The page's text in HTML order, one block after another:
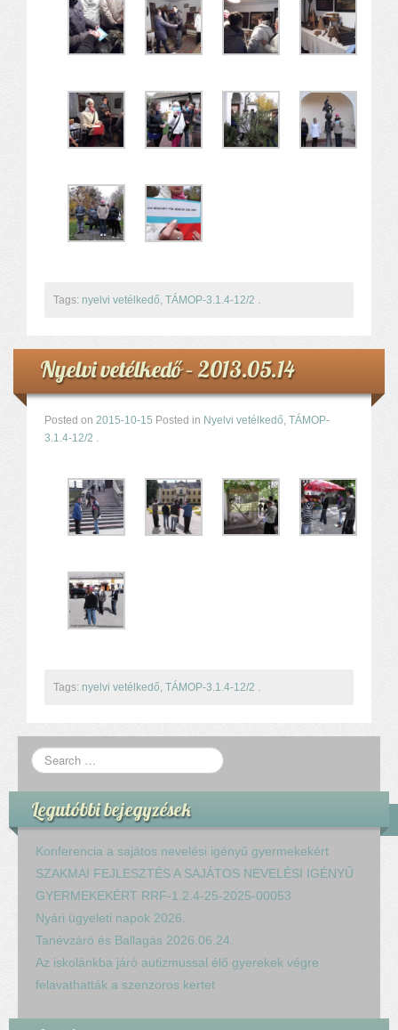
Komplex közlekedés Baleset megelőzés
Komplex közlekedés Egészségfejlesztés
Nyelvi vetélkedő
TÁMOP-3.1.6-11/2
TÁMOP-3.3.15.
TIOP-1.1.1-12/1
RRF-1.2.4-25-2025-00053
Ökoiskola
Elérhetőségek
Tags: nyelvi vetélkedő, TÁMOP-3.1.4-12/2 .
Nyelvi vetélkedő – 2013.05.14
Posted on 2015-10-15 Posted in Nyelvi vetélkedő, TÁMOP-
3.1.4-12/2 .
Tags: nyelvi vetélkedő, TÁMOP-3.1.4-12/2 .
Legutóbbi bejegyzések
Konferencia a sajátos nevelési igényű gyermekekért
SZAKMAI FEJLESZTÉS A SAJÁTOS NEVELÉSI IGÉNYŰ
GYERMEKEKÉRT RRF-1.2.4-25-2025-00053
Nyári ügyeleti napok 2026.
Tanévzáró és Ballagás 2026.06.24.
Az iskolánkba járó autizmussal élő gyerekek végre
felavathatták a szenzoros kertet